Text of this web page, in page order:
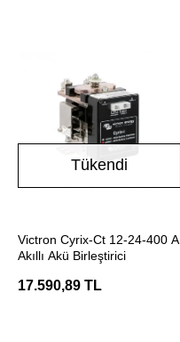
Tükendi
Victron Cyrix-Ct 12-24-400 A
Akıllı Akü Birleştirici
17.590,89 TL